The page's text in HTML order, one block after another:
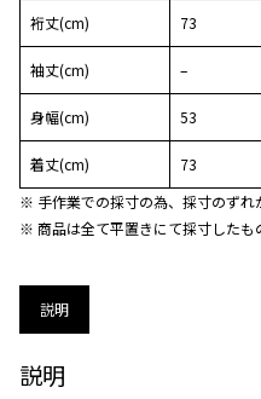
裄丈(cm) 73
袖丈(cm) –
身幅(cm) 53
着丈(cm)
73
※ 手作業での採寸の為、採寸のずれ
※ 商品は全て平置きにて採寸したも
説明
説明